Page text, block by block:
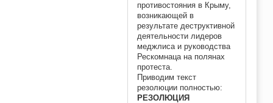
противостояния в Крыму,
возникающей в
результате деструктивной
деятельности лидеров
меджлиса и руководства
Рескомнаца на полянах
протеста.
Приводим текст
резолюции полностью:
РЕЗОЛЮЦИЯ